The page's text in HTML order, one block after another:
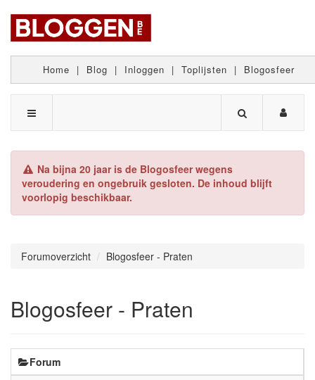
Home | Blog | Inloggen | Toplijsten | Blogosfeer
Na bijna 20 jaar is de Blogosfeer wegens
veroudering en ongebruik gesloten. De inhoud blijft
voorlopig beschikbaar.
Forumoverzicht Blogosfeer - Praten
Blogosfeer - Praten
Forum